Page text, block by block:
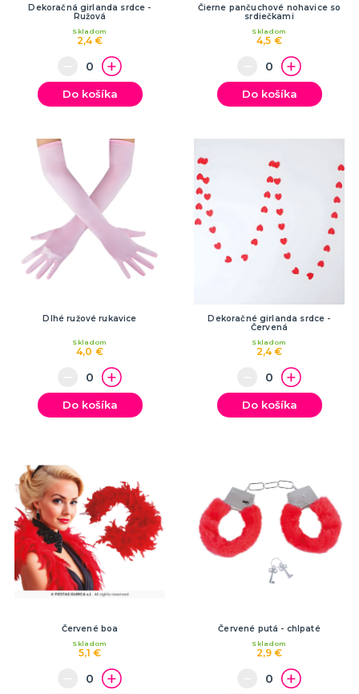
Dekoračná girlanda srdce -
Ružová
2,4 €
Skladom
Do košíka
Čierne pančuchové nohavice so
srdiečkami
4,5 €
Skladom
Do košíka
Dlhé ružové rukavice
4,0 €
Skladom
Do košíka
Dekoračné girlanda srdce -
Červená
2,4 €
Skladom
Do košíka
Červené boa
5,1 €
Skladom
Červené putá - chlpaté
2,9 €
Skladom